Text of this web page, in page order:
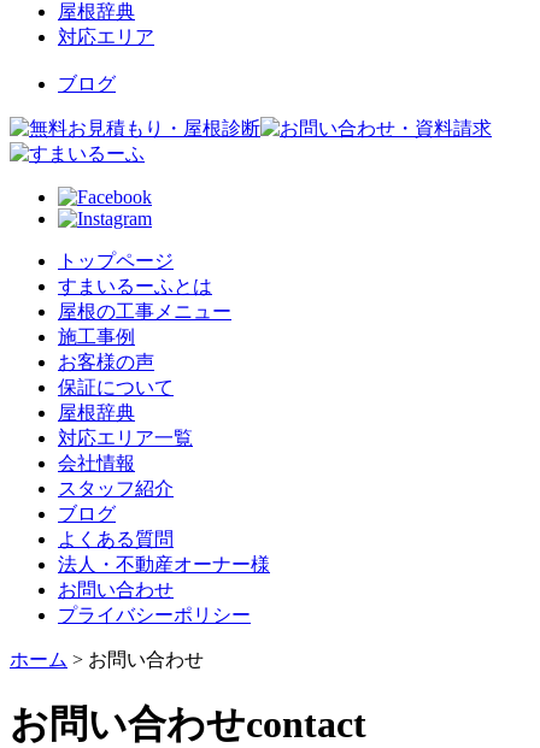
屋根辞典
対応エリア
ブログ
トップページ
すまいるーふとは
屋根の工事メニュー
施工事例
お客様の声
保証について
屋根辞典
対応エリア一覧
会社情報
スタッフ紹介
ブログ
よくある質問
法人・不動産オーナー様
お問い合わせ
プライバシーポリシー
ホーム > お問い合わせ
お問い合わせcontact